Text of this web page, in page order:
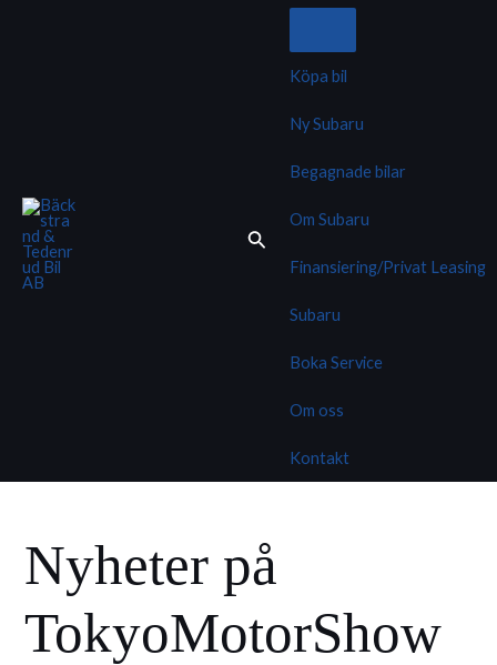
Köpa bil
Ny Subaru
Begagnade bilar
Om Subaru
Finansiering/Privat Leasing
Subaru
Boka Service
Om oss
Kontakt
Nyheter på
TokyoMotorShow